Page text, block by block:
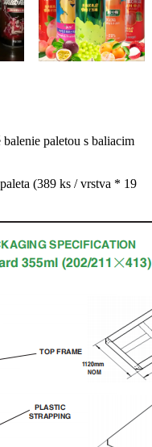
paletou s baliacim
(389 ks / vrstva * 19